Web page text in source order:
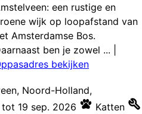
een rustige en
wijk op loopafstand van
Amsterdamse Bos.
ben je zowel ...
bekijken
Noord-Holland,
tot 19 sep. 2026
Katten